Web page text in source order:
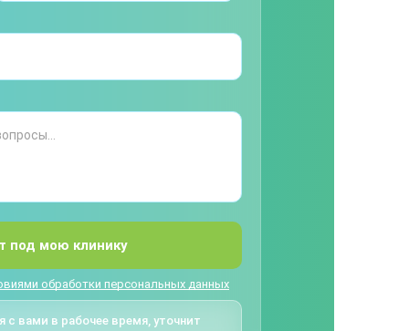
под мою клинику
обработки персональных данных
вами в рабочее время, уточнит